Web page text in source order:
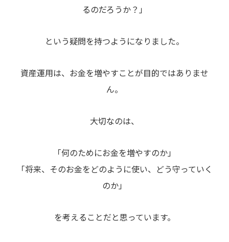
るのだろうか？」
という疑問を持つようになりました。
資産運用は、お金を増やすことが目的ではありませ
ん。
大切なのは、
「何のためにお金を増やすのか」
「将来、そのお金をどのように使い、どう守っていく
のか」
を考えることだと思っています。